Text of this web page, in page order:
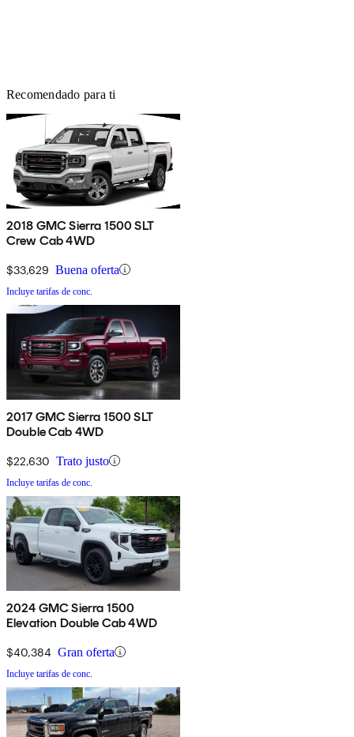
Recomendado para ti
2018 GMC Sierra 1500 SLT
Crew Cab 4WD
$33,629 Buena oferta
Incluye tarifas de conc.
2017 GMC Sierra 1500 SLT
Double Cab 4WD
$22,630 Trato justo
Incluye tarifas de conc.
2024 GMC Sierra 1500
Elevation Double Cab 4WD
$40,384 Gran oferta
Incluye tarifas de conc.